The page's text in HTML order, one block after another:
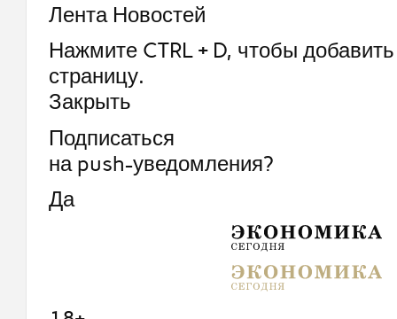
Лента Новостей
Нажмите CTRL + D, чтобы добавить
страницу.
Закрыть
Подписаться
на push-уведомления?
Да